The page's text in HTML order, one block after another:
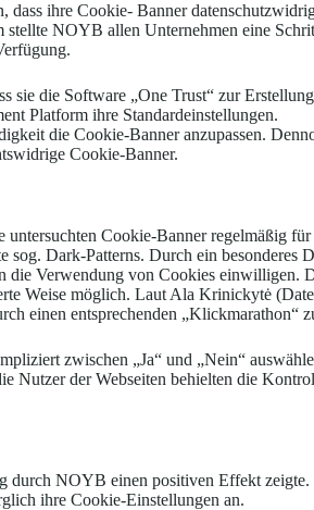
dass ihre Cookie- Banner
stellte NOYB allen Unternehmen eine
sie die Software „One Trust“ zur
Platform ihre Standardeinstellungen.
die Cookie-Banner anzupassen.
Cookie-Banner.
Cookie-Banner regelmäßig
sog. Dark-Patterns. Durch ein besonderes
die Verwendung von Cookies einwilligen.
Weise möglich. Laut Ala Krinickytė
einen entsprechenden „Klickmarathon“
zwischen „Ja“ und „Nein“
Nutzer der Webseiten behielten die
durch NOYB einen positiven Effekt zeigte.
ihre Cookie-Einstellungen an.